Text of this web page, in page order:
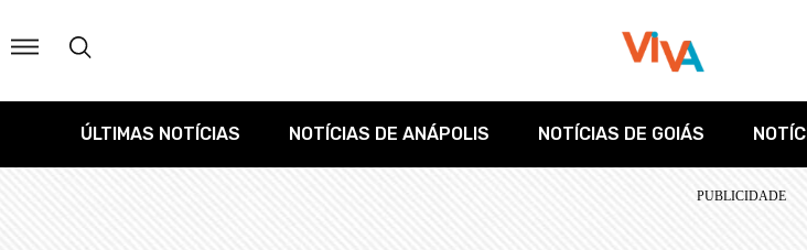
ÚLTIMAS NOTÍCIAS NOTÍCIAS DE ANÁPOLIS NOTÍCIAS DE GOIÁS